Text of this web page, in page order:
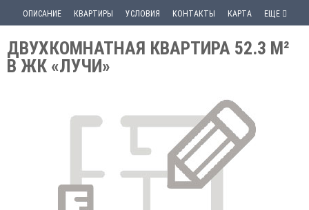
ОПИСАНИЕ КВАРТИРЫ УСЛОВИЯ КОНТАКТЫ КАРТА ЕЩЕ
ДВУХКОМНАТНАЯ КВАРТИРА 52.3 М²
В ЖК «ЛУЧИ»